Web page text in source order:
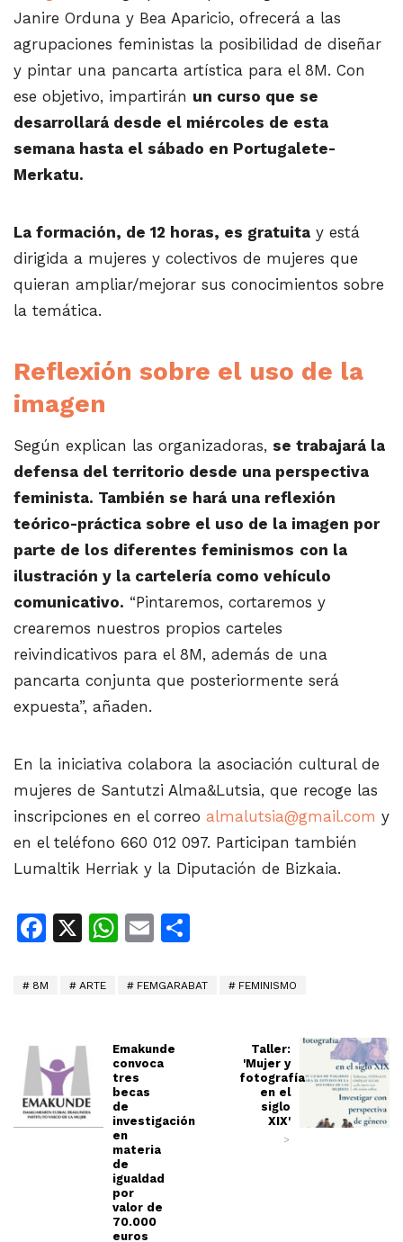
Janire Orduna y Bea Aparicio, ofrecerá a las
agrupaciones feministas la posibilidad de diseñar
y pintar una pancarta artística para el 8M. Con
ese objetivo, impartirán un curso que se
desarrollará desde el miércoles de esta
semana hasta el sábado en Portugalete-
Merkatu.
La formación, de 12 horas, es gratuita y está
dirigida a mujeres y colectivos de mujeres que
quieran ampliar/mejorar sus conocimientos sobre
la temática.
Reflexión sobre el uso de la
imagen
Según explican las organizadoras, se trabajará la
defensa del territorio desde una perspectiva
feminista. También se hará una reflexión
teórico-práctica sobre el uso de la imagen por
parte de los diferentes feminismos con la
ilustración y la cartelería como vehículo
comunicativo. “Pintaremos, cortaremos y
crearemos nuestros propios carteles
reivindicativos para el 8M, además de una
pancarta conjunta que posteriormente será
expuesta”, añaden.
En la iniciativa colabora la asociación cultural de
mujeres de Santutzi Alma&Lutsia, que recoge las
inscripciones en el correo almalutsia@gmail.com y
en el teléfono 660 012 097. Participan también
Lumaltik Herriak y la Diputación de Bizkaia.
Facebook
X WhatsApp
Email
8M ARTE FEMGARABAT FEMINISMO
Emakunde
convoca
tres
becas
de
investigación
en
materia
de
igualdad
por
valor de
70.000
euros
Taller:
'Mujer y
fotografía
en el
siglo
XIX'
>